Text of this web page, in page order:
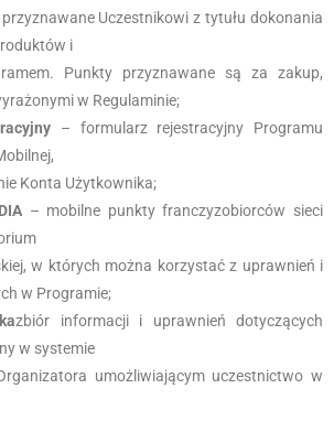
Uczestnikowi z tytułu dokonania
i
Punkty przyznawane są za zakup,
w Regulaminie;
– formularz rejestracyjny Programu
Konta Użytkownika;
– mobilne punkty franczyzobiorców sieci
w których można korzystać z uprawnień i
w Programie;
zbiór informacji i uprawnień dotyczących
w systemie
umożliwiającym uczestnictwo w